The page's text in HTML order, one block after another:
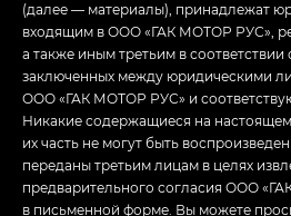
(далее — материалы), принадлежат
входящим в ООО «ГАК МОТОР РУС»,
а также иным третьим в
заключенных между юридическими
ООО «ГАК МОТОР РУС» и
Никакие содержащиеся на
их часть не могут быть
переданы третьим лицам в целях
предварительного согласия ООО
в письменной форме. Вы можете